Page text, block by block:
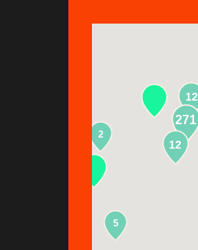
12
271
2
5
12